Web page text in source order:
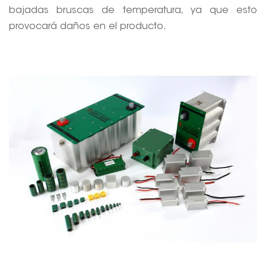
bajadas bruscas de temperatura, ya que esto
provocará daños en el producto.